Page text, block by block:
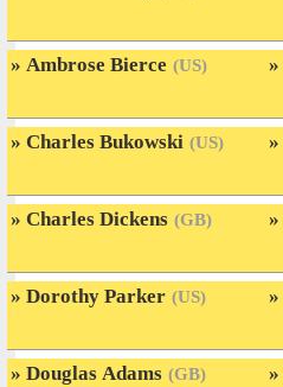
Ambrose Bierce (US)
Charles Bukowski (US)
Charles Dickens (GB)
Dorothy Parker (US)
Douglas Adams (GB)